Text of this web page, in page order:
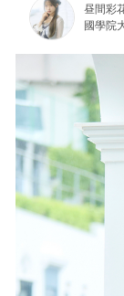
昼間彩
國學院